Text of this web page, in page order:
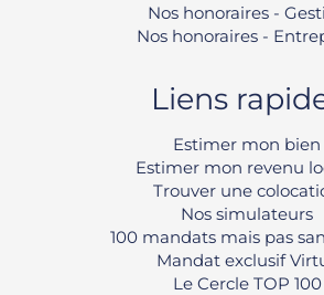
Nos honoraires -
Nos honoraires -
Liens
Estimer mon bien
Estimer mon revenu
Trouver une
Nos simulateurs
100 mandats mais pas
Mandat exclusif
Le Cercle TOP 100